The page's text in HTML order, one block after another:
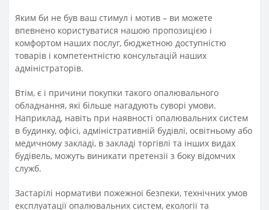
Яким би не був ваш стимул і мотив – ви можете
впевнено користуватися нашою пропозицією і
комфортом наших послуг, бюджетною доступністю
товарів і компетентністю консультацій наших
адміністраторів.
Втім, є і причини покупки такого опалювального
обладнання, які більше нагадують суворі умови.
Наприклад, навіть при наявності опалювальних систем
в будинку, офісі, адміністративній будівлі, освітньому або
медичному закладі, в закладі торгівлі та інших видах
будівель, можуть виникати претензії з боку відомчих
служб.
Застарілі нормативи пожежної безпеки, технічних умов
експлуатації опалювальних систем, екології та